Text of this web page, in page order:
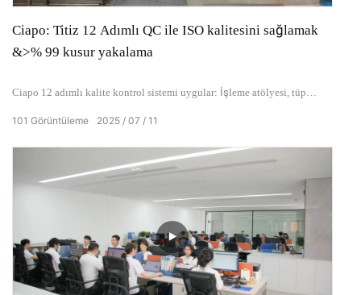
Ciapo: Titiz 12 Adımlı QC ile ISO kalitesini sağlamak
&>% 99 kusur yakalama
Ciapo 12 adımlı kalite kontrol sistemi uygular: İşleme atölyesi, tüp
için görsel denetimler yürütür. Birleştirilmiş tüm ürünler 48 saatlik ses
geçirmez oda dayanıklılık testlerine tabi tutulur. 10 üyeli QC ekibimiz,
tam zamanlı olarak yerinde denetimi sürdürür ve ulaşma öncesi rastgele
denetimlerle toplu izlenebilirlik sistemlerini kullanır. >% 99 kusur
müdahale oranı - Walmart ve diğer küresel müşteriler için ISO sertifikalı
2025 07 11
101 Görüntüleme